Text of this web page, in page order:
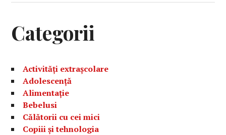
Categorii
Activități extrașcolare
Adolescență
Alimentație
Bebelusi
Călătorii cu cei mici
Copiii și tehnologia